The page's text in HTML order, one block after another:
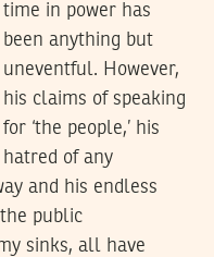
time in power has
been anything but
uneventful. However,
his claims of speaking
for ‘the people,’ his
hatred of any
and his endless
public
sinks, all have